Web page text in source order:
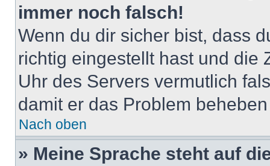
immer noch falsch!
Wenn du dir sicher bist, dass
richtig eingestellt hast und die
Uhr des Servers vermutlich
damit er das Problem
Nach oben
» Meine Sprache steht auf